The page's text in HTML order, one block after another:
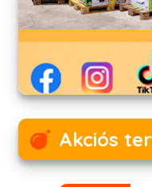
Akciós